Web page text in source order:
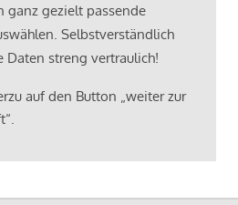
ganz gezielt passende
Selbstverständlich
Daten streng vertraulich!
auf den Button „weiter zur